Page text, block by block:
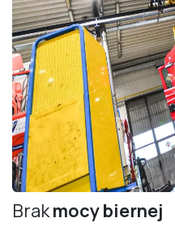
Brakmocy bierne​j